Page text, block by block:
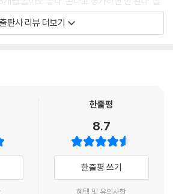
일어날 수 있는 최고의 사건이었다. 그 사건으
감에서 벗어나 초심자의 마음으로 다시 돌아갔
디」중에서
이끌어 내고 그게 바로 내가 비즈니스를 보는
나 다른 사람과 협력해야만 이뤄낼 수 있다.
디」중에서
, 네모난 구멍의 둥근 못들… 사물을 다르게 보
아하지 않는다. 당신은 그들 말을 인용할 수도
신이 누구였든지 간에 그 모든 걸 내던질 자세
맞게 무언가를 만들어내면, 그들은 이미 다른
.
노스케
으로 생각하면 내가 해야 할 일이 무엇인지 더
다. 십년 뒤에는 어떤 세상이 되어 있을지 지금
출판사 리뷰 더보기
한줄평
8.7
한줄평 쓰기
혜택 및 유의사항